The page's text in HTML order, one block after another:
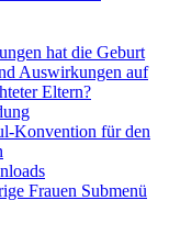
hat die Geburt
Auswirkungen auf
Eltern?
Konvention für den
Frauen Submenü